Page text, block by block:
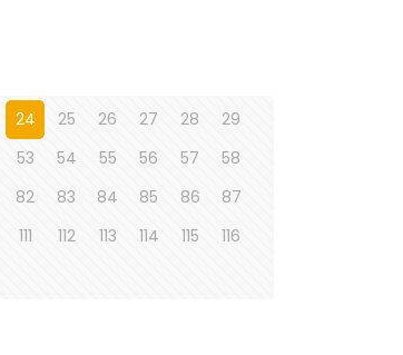
24 25 26 27 28
29
53 54 55 56 57
58
82 83 84 85 86
87
111 112 113 114 115
116